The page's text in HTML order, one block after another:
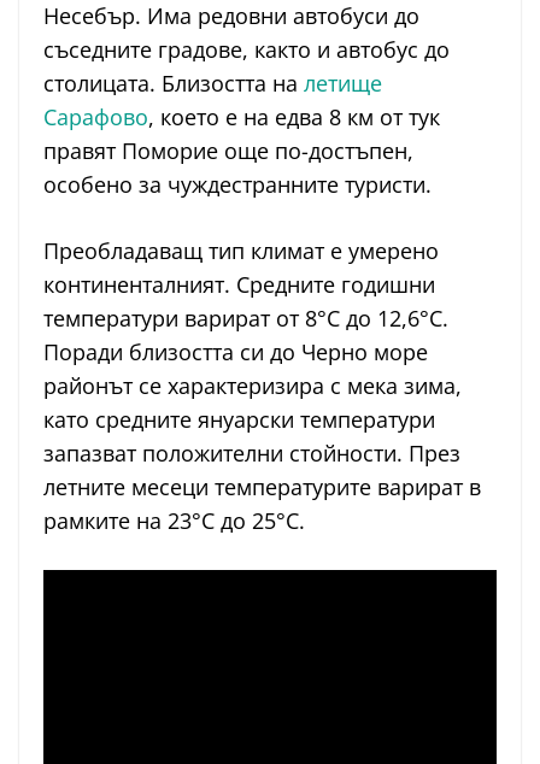
Несебър. Има редовни автобуси до
съседните градове, както и автобус до
стoлицата. Близостта на летище
Сарафово, което е на едва 8 км от тук
правят Поморие още по-достъпен,
особено за чуждестранните туристи.
Преобладаващ тип климат е умерено
континенталният. Средните годишни
температури варират от 8°C до 12,6°C.
Поради близостта си до Черно море
районът се характеризира с мека зима,
като средните януарски температури
запазват положителни стойности. През
летните месеци температурите варират в
рамките на 23°C до 25°C.